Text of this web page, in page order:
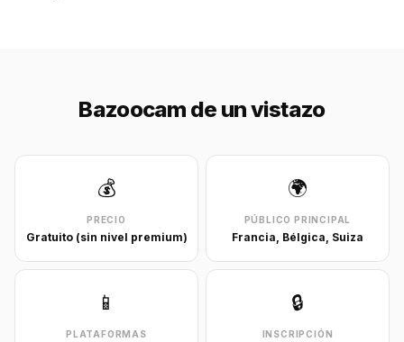
Bazoocam de un vistazo
💰
PRECIO
Gratuito (sin nivel premium)
🌍
PÚBLICO PRINCIPAL
Francia, Bélgica, Suiza
📱
PLATAFORMAS
🔒
INSCRIPCIÓN